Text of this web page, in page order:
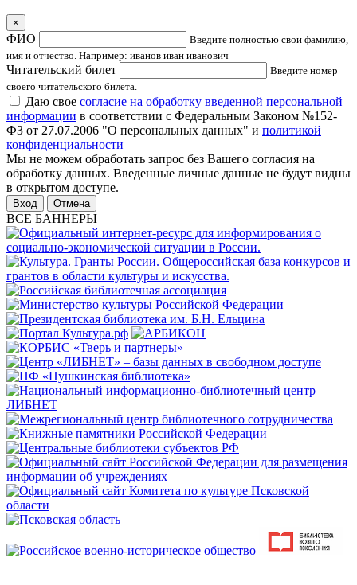
×
ФИО
Введите полностью свои фамилию,
имя и отчество. Например: иванов иван иванович
Читательский билет
Введите номер
своего читательского билета.
Даю свое согласие на обработку введенной персональной
информации в соответствии с Федеральным Законом №152-
ФЗ от 27.07.2006 "О персональных данных" и политикой
конфиденциальности
Мы не можем обработать запрос без Вашего согласия на
обработку данных. Введенные личные данные не будут видны
в открытом доступе.
Отмена
ВСЕ БАННЕРЫ